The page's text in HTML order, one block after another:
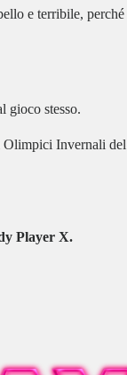
e terribile,
gioco stesso.
Invernali
Player X.